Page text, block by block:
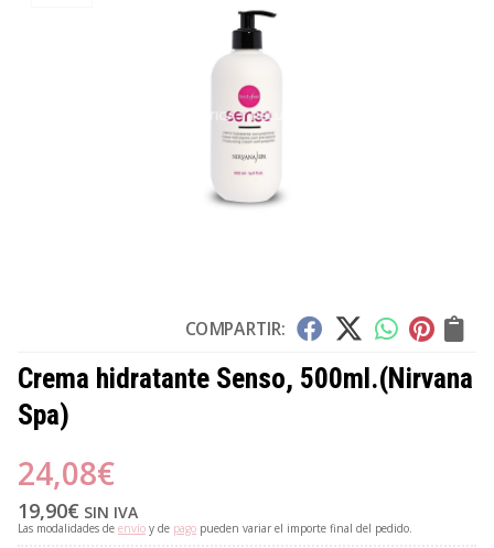
COMPARTIR:
Crema hidratante Senso, 500ml.(Nirvana
Spa)
24,08€
19,90€ SIN IVA
Las modalidades de envío y de pago pueden variar el importe final del pedido.